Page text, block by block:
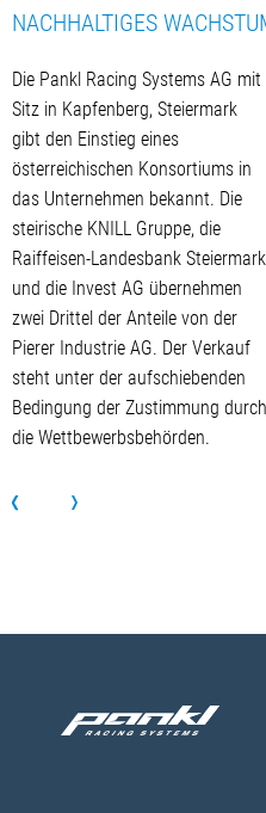
ACHHALTIGES
Die Pankl Racing Systems AG mit
Sitz in Kapfenberg, Steiermark
gibt den Einstieg eines
österreichischen Konsortiums in
das Unternehmen bekannt. Die
steirische KNILL Gruppe, die
Raiffeisen-Landesbank Steiermark
und die Invest AG übernehmen
zwei Drittel der Anteile von der
Pierer Industrie AG. Der Verkauf
steht unter der aufschiebenden
Bedingung der Zustimmung durch
die Wettbewerbsbehörden.